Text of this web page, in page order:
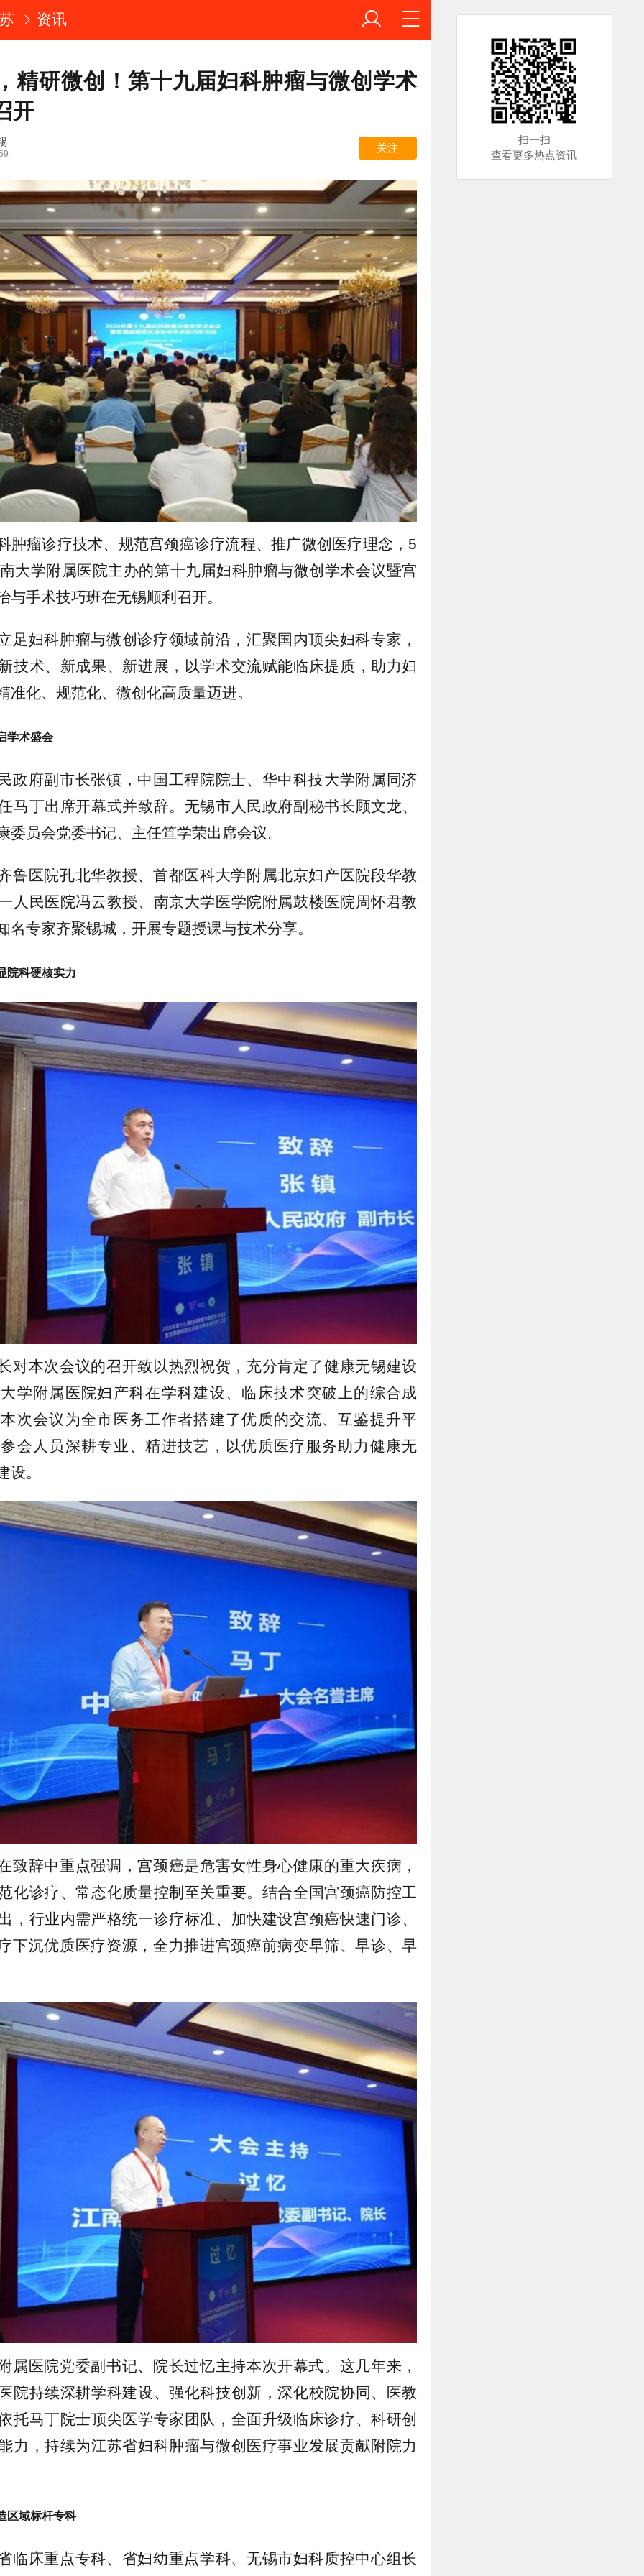
资讯
精研微创！第十九届妇科肿瘤与微创学术
开
关注
肿瘤诊疗技术、规范宫颈癌诊疗流程、推广微创医疗理念，5
大学附属医院主办的第十九届妇科肿瘤与微创学术会议暨宫
与手术技巧班在无锡顺利召开。
足妇科肿瘤与微创诊疗领域前沿，汇聚国内顶尖妇科专家，
技术、新成果、新进展，以学术交流赋能临床提质，助力妇
准化、规范化、微创化高质量迈进。
学术盛会
政府副市长张镇，中国工程院院士、华中科技大学附属同济
马丁出席开幕式并致辞。无锡市人民政府副秘书长顾文龙、
委员会党委书记、主任笪学荣出席会议。
鲁医院孔北华教授、首都医科大学附属北京妇产医院段华教
人民医院冯云教授、南京大学医学院附属鼓楼医院周怀君教
名专家齐聚锡城，开展专题授课与技术分享。
院科硬核实力
对本次会议的召开致以热烈祝贺，充分肯定了健康无锡建设
学附属医院妇产科在学科建设、临床技术突破上的综合成
次会议为全市医务工作者搭建了优质的交流、互鉴提升平
会人员深耕专业、精进技艺，以优质医疗服务助力健康无
设。
致辞中重点强调，宫颈癌是危害女性身心健康的重大疾病，
化诊疗、常态化质量控制至关重要。结合全国宫颈癌防控工
，行业内需严格统一诊疗标准、加快建设宫颈癌快速门诊、
下沉优质医疗资源，全力推进宫颈癌前病变早筛、早诊、早
属医院党委副书记、院长过忆主持本次开幕式。这几年来，
院持续深耕学科建设、强化科技创新，深化校院协同、医教
托马丁院士顶尖医学专家团队，全面升级临床诊疗、科研创
力，持续为江苏省妇科肿瘤与微创医疗事业发展贡献附院力
区域标杆专科
临床重点专科、省妇幼重点学科、无锡市妇科质控中心组长
扫一扫
查看更多热点资讯